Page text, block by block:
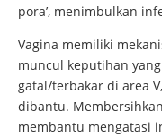
pora’, menimbulkan
Vagina memiliki
muncul keputihan
gatal/terbakar di area
dibantu.
membantu mengatasi